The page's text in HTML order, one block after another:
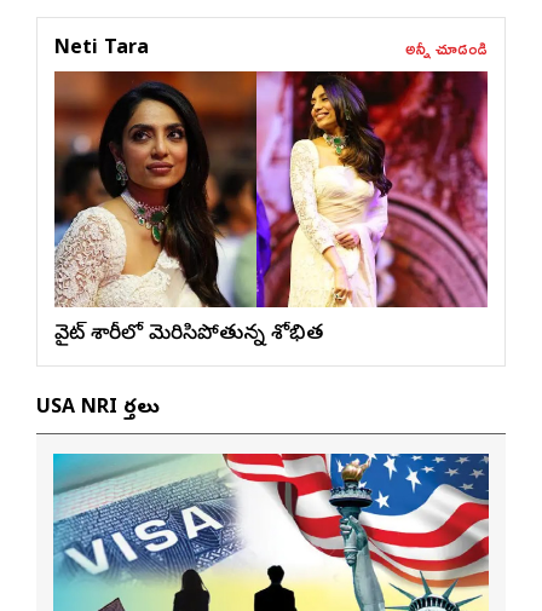
Neti Tara అన్నీ చూడండి
వైట్ శారీలో మెరిసిపోతున్న శోభిత
USA NRI వార్తలు